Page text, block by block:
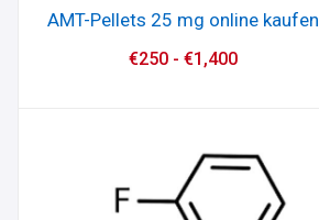
AMT-Pellets 25 mg online kaufen
€250- €1,400